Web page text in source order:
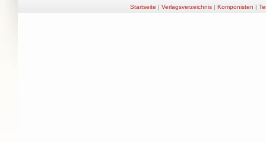
Startseite | Verlagsverzeichnis| Komponisten |